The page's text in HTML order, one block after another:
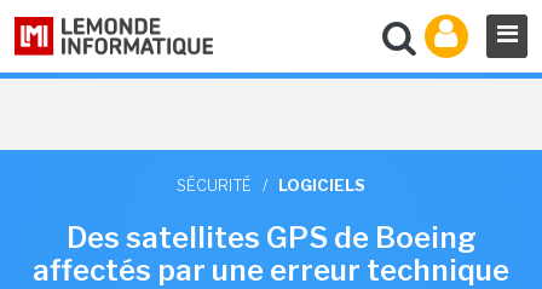
SÉCURITÉ / LOGICIELS
Des satellites GPS de Boeing
affectés par une erreur technique